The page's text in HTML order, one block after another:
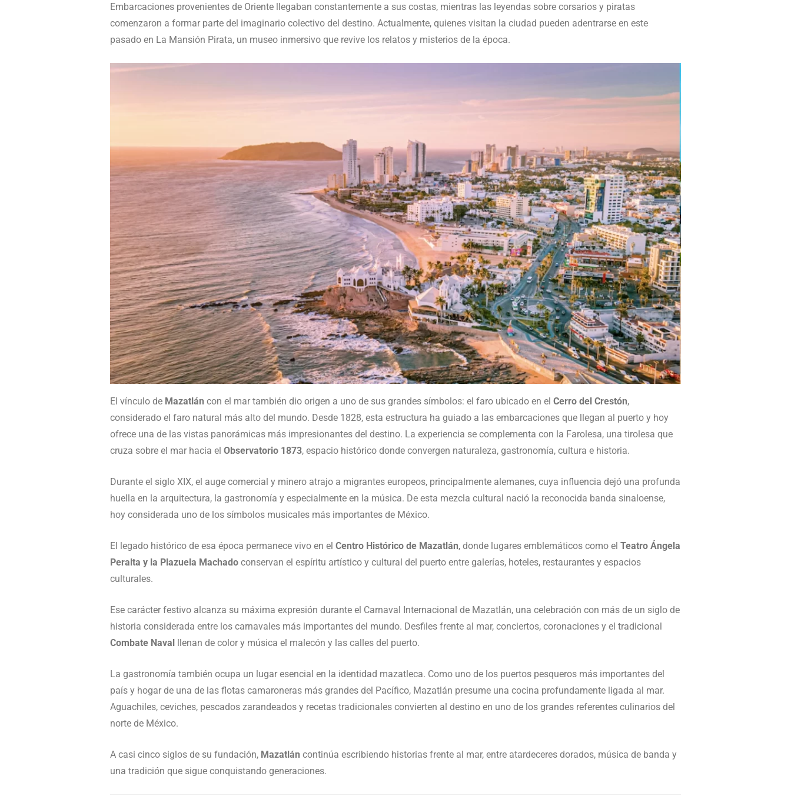
Embarcaciones provenientes de Oriente llegaban constantemente a sus costas, mientras las leyendas sobre corsarios y piratas
comenzaron a formar parte del imaginario colectivo del destino. Actualmente, quienes visitan la ciudad pueden adentrarse en este
pasado en La Mansión Pirata, un museo inmersivo que revive los relatos y misterios de la época.
El vínculo de Mazatlán con el mar también dio origen a uno de sus grandes símbolos: el faro ubicado en el Cerro del Crestón,
considerado el faro natural más alto del mundo. Desde 1828, esta estructura ha guiado a las embarcaciones que llegan al puerto y hoy
ofrece una de las vistas panorámicas más impresionantes del destino. La experiencia se complementa con la Farolesa, una tirolesa que
cruza sobre el mar hacia el Observatorio 1873, espacio histórico donde convergen naturaleza, gastronomía, cultura e historia.
Durante el siglo XIX, el auge comercial y minero atrajo a migrantes europeos, principalmente alemanes, cuya influencia dejó una profunda
huella en la arquitectura, la gastronomía y especialmente en la música. De esta mezcla cultural nació la reconocida banda sinaloense,
hoy considerada uno de los símbolos musicales más importantes de México.
El legado histórico de esa época permanece vivo en el Centro Histórico de Mazatlán, donde lugares emblemáticos como el Teatro Ángela
Peralta y la Plazuela Machado conservan el espíritu artístico y cultural del puerto entre galerías, hoteles, restaurantes y espacios
culturales.
Ese carácter festivo alcanza su máxima expresión durante el Carnaval Internacional de Mazatlán, una celebración con más de un siglo de
historia considerada entre los carnavales más importantes del mundo. Desfiles frente al mar, conciertos, coronaciones y el tradicional
Combate Naval llenan de color y música el malecón y las calles del puerto.
La gastronomía también ocupa un lugar esencial en la identidad mazatleca. Como uno de los puertos pesqueros más importantes del
país y hogar de una de las flotas camaroneras más grandes del Pacífico, Mazatlán presume una cocina profundamente ligada al mar.
Aguachiles, ceviches, pescados zarandeados y recetas tradicionales convierten al destino en uno de los grandes referentes culinarios del
norte de México.
A casi cinco siglos de su fundación, Mazatlán continúa escribiendo historias frente al mar, entre atardeceres dorados, música de banda y
una tradición que sigue conquistando generaciones.